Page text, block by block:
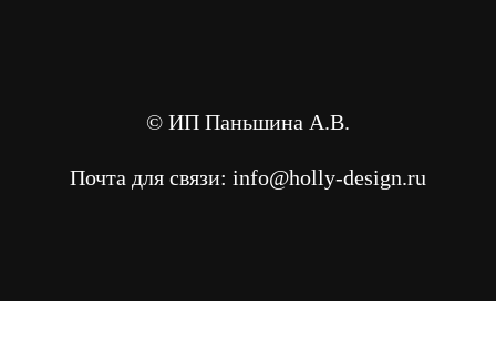
© ИП Паньшина А.В.
Почта для связи: info@holly-design.ru